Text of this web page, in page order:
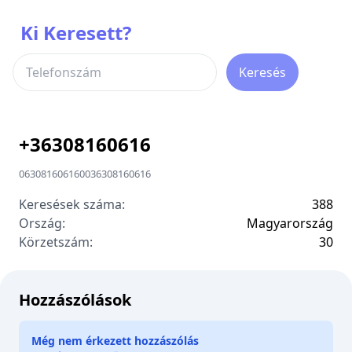
Ki Keresett?
Keresés
+36308160616
063081606160036308160616
Keresések száma:
388
Ország:
Magyarország
Körzetszám:
30
Hozzászólások
Még nem érkezett hozzászólás